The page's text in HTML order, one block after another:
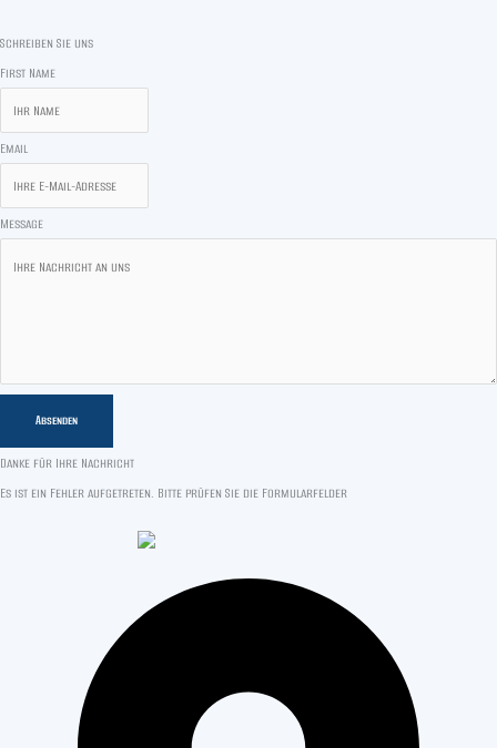
Schreiben Sie uns
First Name
Email
Message
Absenden
Danke für Ihre Nachricht
Es ist ein Fehler aufgetreten. Bitte prüfen Sie die Formularfelder